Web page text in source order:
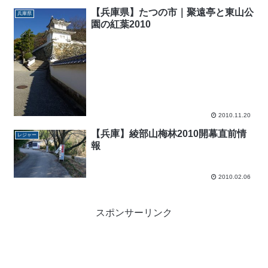
兵庫県
【兵庫県】たつの市｜聚遠亭と東山公
園の紅葉2010
2010.11.20
レジャー
【兵庫】綾部山梅林2010開幕直前情
報
2010.02.06
スポンサーリンク